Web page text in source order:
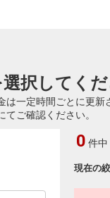
択してく
は一定時間ごとに更
てご確認ください。
現在の
0 件中